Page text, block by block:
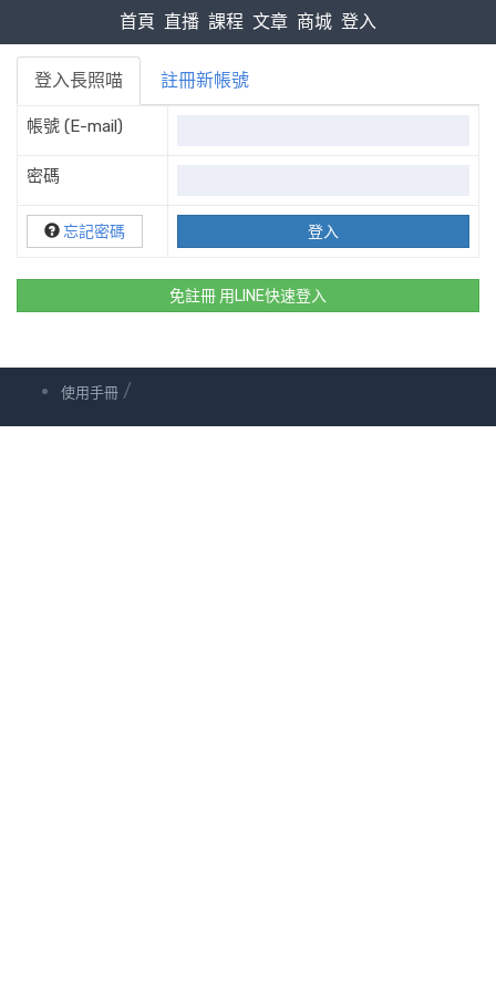
首頁 直播 課程 文章 商城 登入
登入長照喵 註冊新帳號
帳號 (E-mail)
密碼
忘記密碼
免註冊 用LINE快速登入
使用手冊 /